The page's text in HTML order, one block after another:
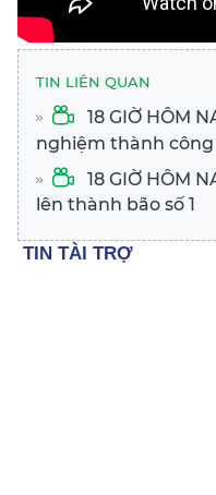
TIN LIÊN QUAN
18 GIỜ HÔM
nghiệm thành
18 GIỜ HÔM
lên thành bão số 1